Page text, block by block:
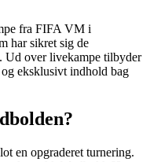
fra FIFA VM i
har sikret sig de
Ud over livekampe tilbyder
eksklusivt indhold bag
en opgraderet turnering.